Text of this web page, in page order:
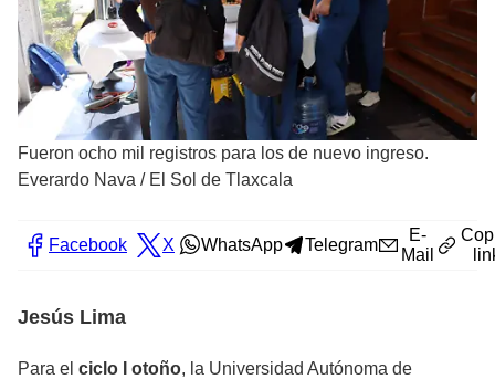
Fueron ocho mil registros para los de nuevo ingreso.
Everardo Nava / El Sol de Tlaxcala
Facebook X WhatsApp Telegram
E-
Mail
Jesús Lima
Para el ciclo I otoño, la Universidad Autónoma de